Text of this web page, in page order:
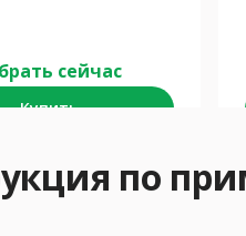
сейчас
Купить
по